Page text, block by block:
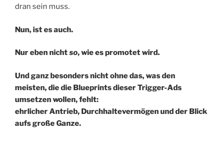
dran sein muss.
Nun, ist es auch.
Nur eben nichtso, wie es promotet wird.
Und ganz besonders nicht ohne das, was den
meisten, die die Blueprints dieser Trigger-Ads
umsetzen wollen, fehlt:
ehrlicher Antrieb, Durchhaltevermögen und der Blick
aufs große Ganze.